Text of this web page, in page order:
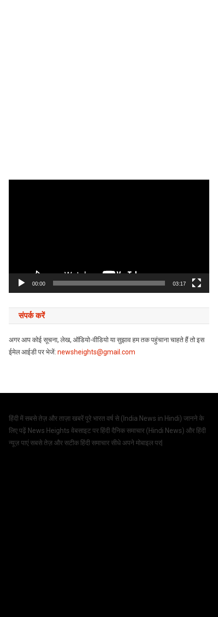
00:00 03:17
संपर्क करें
अगर आप कोई सूचना, लेख, ऑडियो-वीडियो या सुझाव हम तक पहुंचाना चाहते हैं तो इस
ईमेल आईडी पर भेजें: newsheights@gmail.com
हिंदी में सबसे तेज़ और ताज़ा खबरें पूरे भारत वर्ष से ( India News in Hindi) जानने के
लिए पढ़ें News Heights वेबसाइट पर हिंदी दैनिक समाचार (Hindi News) और हिंदी
न्यूज़ पाएं सबसे तेज़ और सटीक हिंदी समाचार सीधे अपने मोबाइल पर|